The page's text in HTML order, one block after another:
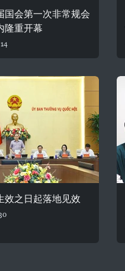
国会第一次非常规会
隆重开幕
效之日起落地见效